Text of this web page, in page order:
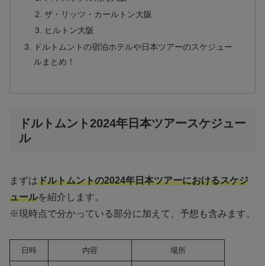
ザ・リッツ・カールトン大阪
ヒルトン大阪
ドルトムントの宿泊ホテルや日本ツアーのスケジュー
ルまとめ！
ドルトムント2024年日本ツアースケジュー
ル
まずはドルトムントの2024年日本ツアーにおけるスケジ
ュールを紹介します。
※現時点で分かっている部分に加えて、予想も含みます。
日時 内容 場所